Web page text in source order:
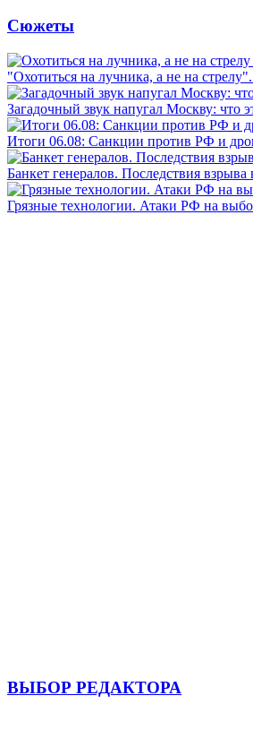
Сюжеты
"Охотиться на лучника, а не на
Загадочный звук напугал Москву: что
Итоги 06.08: Санкции против РФ и
Банкет генералов. Последствия
Грязные технологии. Атаки РФ на
ВЫБОР РЕДАКТОРА